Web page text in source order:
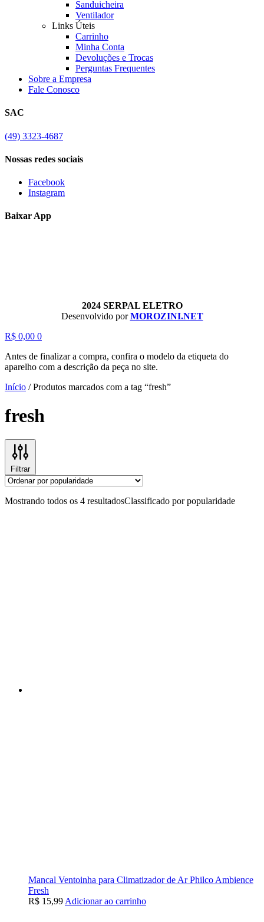
Sanduicheira
Ventilador
Links Úteis
Carrinho
Minha Conta
Devoluções e Trocas
Perguntas Frequentes
Sobre a Empresa
Fale Conosco
SAC
(49) 3323-4687
Nossas redes sociais
Facebook
Instagram
Baixar App
2024 SERPAL ELETRO
Desenvolvido porMOROZINI.NET
R$ 0,00 0
Antes de finalizar a compra, confira o modelo da etiqueta do
aparelho com a descrição da peça no site.
Início /Produtos marcados com a tag “fresh”
fresh
Filtrar
Mostrando todos os 4 resultadosClassificado por popularidade
Mancal Ventoinha para Climatizador de Ar Philco Ambience
Fresh
R$ 15,99Adicionar ao carrinho